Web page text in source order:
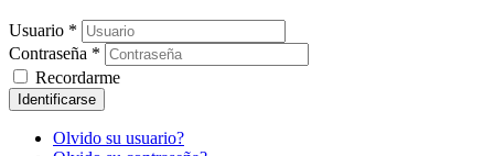
Usuario *
Contraseña *
Recordarme
Identificarse
Olvido su usuario?